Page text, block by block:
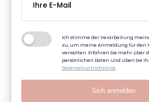
Ich stimme der Verarbeitung
zu, um meine Anmeldung für den
verwalten. Erfahren Sie mehr über
persönlichen Daten und üben Sie
Datenschutzrichtlinie.
Sich anmelden